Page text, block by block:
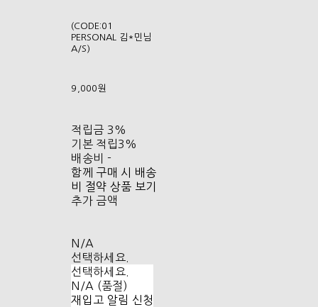
(CODE:01
PERSONAL 김*민님
A/S)
9,000원
적립금 3%
기본 적립3%
배송비 -
함께 구매 시 배송
비 절약 상품 보기
추가 금액
N/A
선택하세요.
선택하세요.
N/A (품절)
재입고 알림 신청